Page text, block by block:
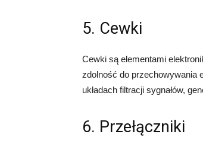
5. Cewki
Cewki są elementami
zdolność do przechowywania
układach filtracji sygnałów,
6. Przełączniki